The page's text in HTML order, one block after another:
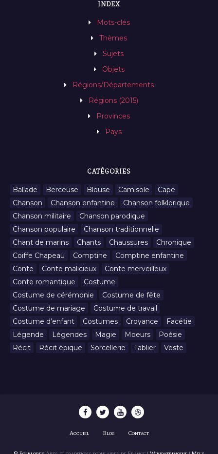
INDEX
Mots-clés
Thèmes
Sujets
Objets
Régions/Départements
Régions (2015)
Provinces
Pays
CATÉGORIES
Ballade Berceuse Blouse Camisole
Cape
Chanson
Chanson enfantine
Chanson folklorique
Chanson militaire
Chanson parodique
Chanson populaire
Chanson traditionnelle
Chant de marins
Chants Chaussures
Chronique
Coiffe Chapeau
Comptine
Comptine enfantine
Conte
Conte malicieux
Conte merveilleux
Conte romantique
Costume
Costume de cérémonie
Costume de fête
Costume de mariage
Costume de travail
Costume d’enfant
Costumes Croyance
Facétie
Légende
Légendes Magie Moeurs
Poésie
Récit
Récit épique Sorcellerie Tablier Veste
Accueil Blog Contact